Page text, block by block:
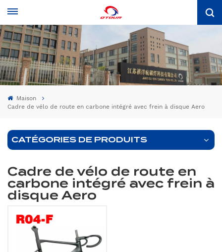
Maison
Cadre de vélo de route en carbone intégré avec frein à disque Aero
CATÉGORIES DE PRODUITS
Cadre de vélo de route en
carbone intégré avec frein à
disque Aero